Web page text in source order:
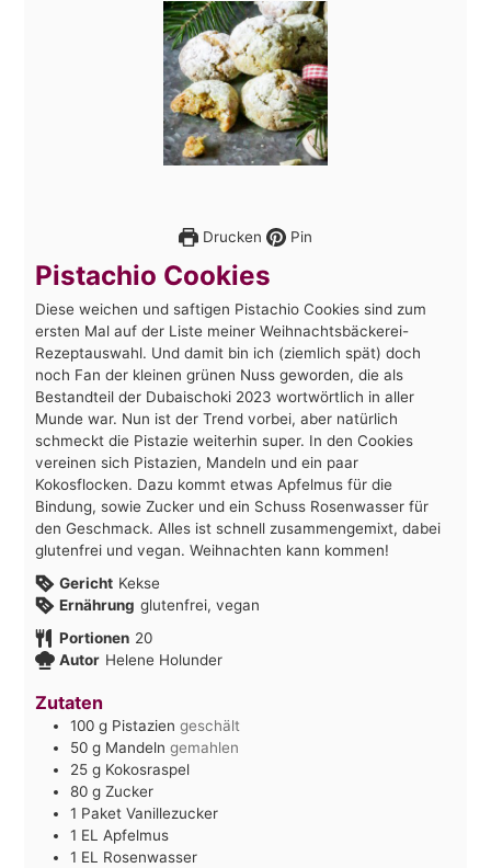
Drucken Pin
Pistachio Cookies
Diese weichen und saftigen Pistachio Cookies sind zum
ersten Mal auf der Liste meiner Weihnachtsbäckerei-
Rezeptauswahl. Und damit bin ich (ziemlich spät) doch
noch Fan der kleinen grünen Nuss geworden, die als
Bestandteil der Dubaischoki 2023 wortwörtlich in aller
Munde war. Nun ist der Trend vorbei, aber natürlich
schmeckt die Pistazie weiterhin super. In den Cookies
vereinen sich Pistazien, Mandeln und ein paar
Kokosflocken. Dazu kommt etwas Apfelmus für die
Bindung, sowie Zucker und ein Schuss Rosenwasser für
den Geschmack. Alles ist schnell zusammengemixt, dabei
glutenfrei und vegan. Weihnachten kann kommen!
Gericht Kekse
Ernährung glutenfrei, vegan
Portionen 20
Autor Helene Holunder
Zutaten
100 g Pistazien geschält
50 g Mandeln gemahlen
25 g Kokosraspel
80 g Zucker
1 Paket Vanillezucker
1 EL Apfelmus
1 EL Rosenwasser